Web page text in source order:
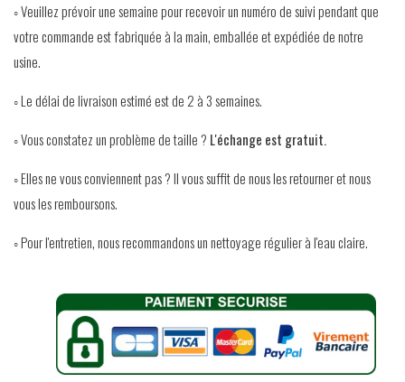
◦Veuillez prévoir une semaine pour recevoir un numéro de suivi pendant que
votre commande est fabriquée à la main, emballée et expédiée de notre
usine.
◦Le délai de livraison estimé est de 2 à 3 semaines.
◦ Vous constatez un problème de taille ? L'échange est gratuit.
◦ Elles ne vous conviennent pas ? Il vous suffit de nous les retourner et nous
vous les remboursons.
◦ Pour l'entretien, nous recommandons un nettoyage régulier à l'eau claire.